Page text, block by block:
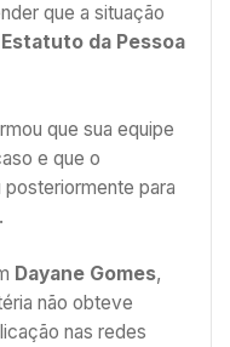
que a situação
Estatuto da Pessoa
que sua equipe
e que o
para
Dayane Gomes,
não obteve
nas redes